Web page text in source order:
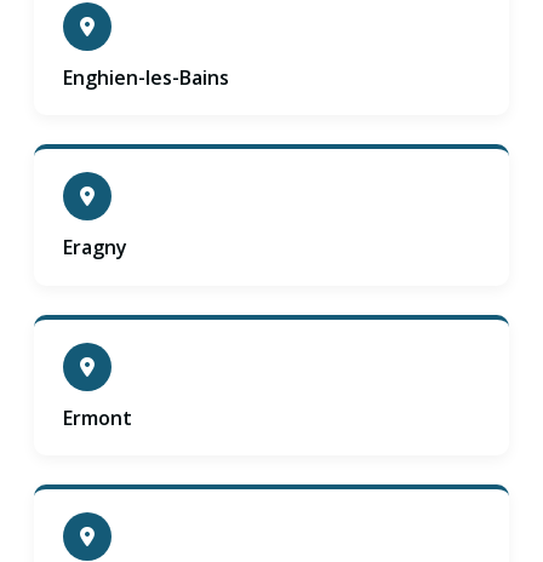
Enghien-les-Bains
Eragny
Ermont